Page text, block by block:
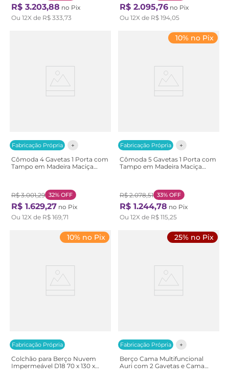
R$ 3.203,88 no Pix
Ou 12X de R$ 333,73
R$ 2.095,76 no Pix
Ou 12X de R$ 194,05
Fabricação Própria
Cômoda 4 Gavetas 1 Porta com
Tampo em Madeira Maciça
R$ 3.001,29 32% OFF
R$ 1.629,27 no Pix
Ou 12X de R$ 169,71
Fabricação Própria
10% no Pix
Cômoda 5 Gavetas 1 Porta com
Tampo em Madeira Maciça
R$ 2.078,51 33% OFF
R$ 1.244,78 no Pix
Ou 12X de R$ 115,25
Fabricação Própria
10% no Pix
Colchão para Berço Nuvem
Impermeável D18 70 x 130 x
Fabricação Própria
25% no Pix
Berço Cama Multifuncional
Auri com 2 Gavetas e Cama